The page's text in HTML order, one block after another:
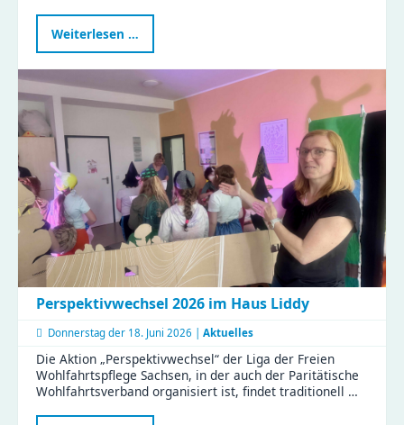
Weiterlesen …
in
Kita
Flohzirkus
Perspektivwechsel 2026 im Haus Liddy
Donnerstag der 18. Juni 2026 | Aktuelles
Die Aktion „Perspektivwechsel“ der Liga der Freien
Wohlfahrtspflege Sachsen, in der auch der Paritätische
Wohlfahrtsverband organisiert ist, findet traditionell …